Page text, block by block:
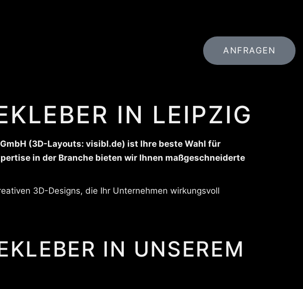
ANFRAGEN
IN LEIPZIG
(3D-Layouts: visibl.de) ist Ihre beste Wahl für
in der Branche bieten wir Ihnen maßgeschneiderte
3D-Designs, die Ihr Unternehmen wirkungsvoll
IN UNSEREM